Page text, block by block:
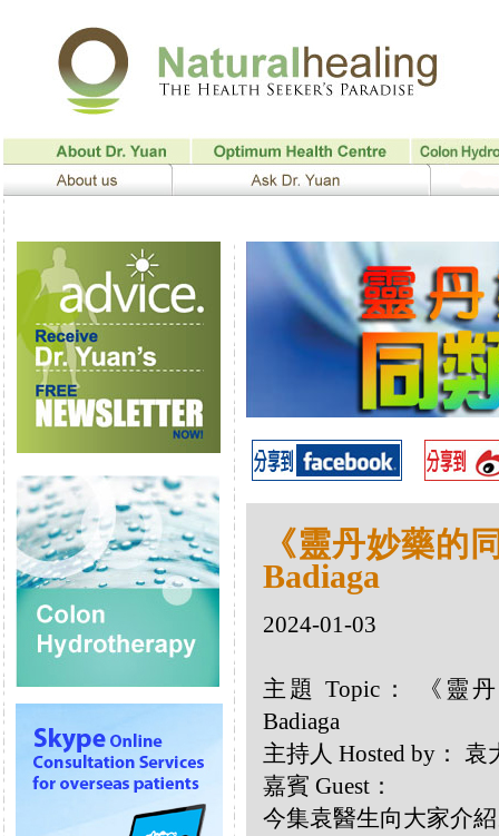
《靈丹妙藥的
Badiaga
2024-01-03
主題 Topic： 《靈
Badiaga
主持人 Hosted by：
嘉賓 Guest：
今集袁醫生向大家介